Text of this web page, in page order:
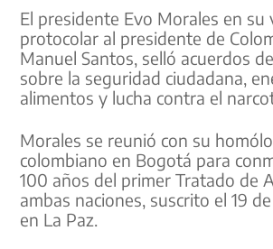
El presidente Evo Morales en su
protocolar al presidente de
Manuel Santos, selló acuerdos
sobre la seguridad ciudadana,
alimentos y lucha contra el
Morales se reunió con su
colombiano en Bogotá para
100 años del primer Tratado de
ambas naciones, suscrito el 19
en La Paz.